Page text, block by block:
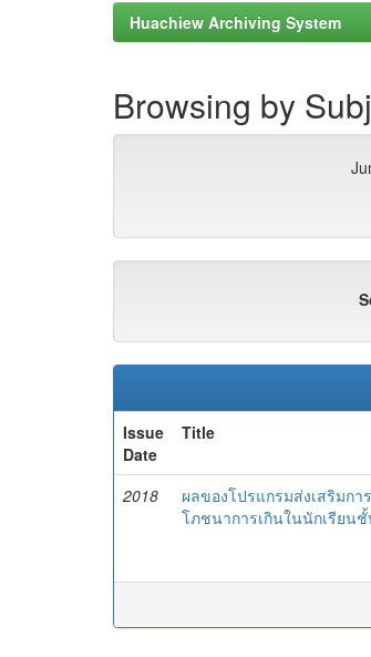
Huachiew Archiving System
Browsing by
Issue
Date
Title
2018
ผลของโปรแกรมส่งเสริมก
โภชนาการเกินในนักเรียน